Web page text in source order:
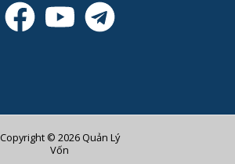
Copyright © 2026 Quản Lý
Vốn